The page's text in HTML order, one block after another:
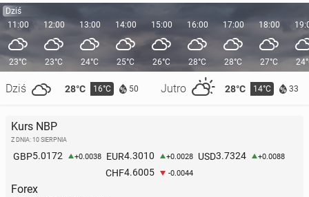
Dziś
11:00
23°C
Dziś 28°C 16°C 50 Jutro 28°C 14°C 33
12:00
23°C
13:00
24°C
14:00
25°C
15:00
26°C
16:00
28°C
17:00
28°C
18:00
27°C
Kurs NBP
Z DNIA: 10 SIERPNIA
GBP5.0172 +0.0038 EUR4.3010 +0.0028 USD3.7324 +0.0088
CHF4.6005 -0.0044
Forex